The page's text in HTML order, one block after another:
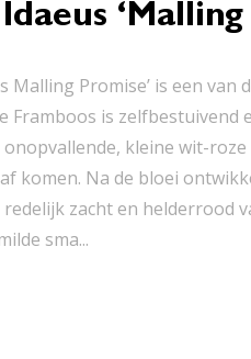
Malling Promise’ is een
Framboos is zelfbestuivend
kleine wit-
komen. Na de bloei
zacht en helderrood
sma...